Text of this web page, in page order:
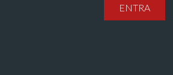
ENTRA